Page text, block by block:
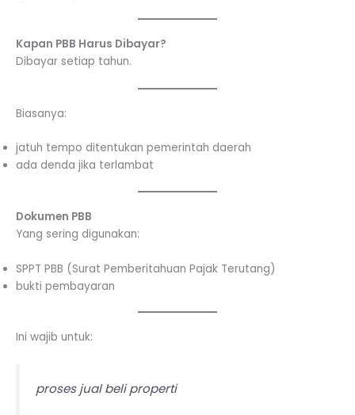
Kapan PBB Harus Dibayar?
Dibayar setiap tahun.
Biasanya:
jatuh tempo ditentukan pemerintah daerah
ada denda jika terlambat
Dokumen PBB
Yang sering digunakan:
SPPT PBB (Surat Pemberitahuan Pajak Terutang)
bukti pembayaran
Ini wajib untuk:
proses jual beli properti